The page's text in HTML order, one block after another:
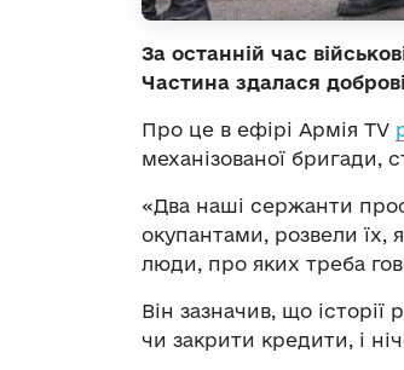
За останній час
Частина здалася
Про це в ефірі Армія TV
механізованої
«Два наші сержанти
окупантами, розвели їх,
люди, про яких треба
Він зазначив, що
чи закрити кредити, і